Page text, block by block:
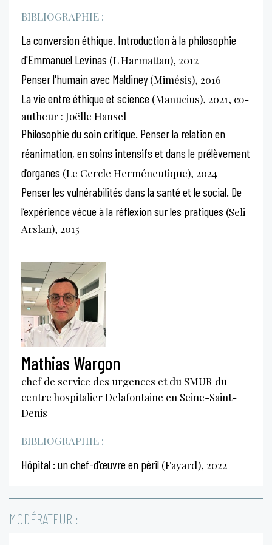
BIBLIOGRAPHIE :
La conversion éthique. Introduction à la philosophie
d'Emmanuel Levinas (L'Harmattan), 2012
Penser l'humain avec Maldiney(Mimésis), 2016
La vie entre éthique et science (Manucius), 2021, co-
autheur : Joëlle Hansel
Philosophie du soin critique. Penser la relation en
réanimation, en soins intensifs et dans le prélèvement
d’organes (Le Cercle Herméneutique), 2024
Penser les vulnérabilités dans la santé et le social. De
l’expérience vécue à la réflexion sur les pratiques (Seli
Arslan), 2015
Mathias Wargon
chef de service des urgences et du SMUR du
centre hospitalier Delafontaine en Seine-Saint-
Denis
BIBLIOGRAPHIE :
Hôpital : un chef-d'œuvre en péril (Fayard), 2022
MODÉRATEUR :